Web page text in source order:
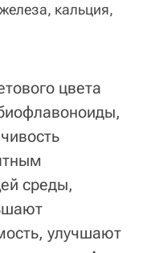
кальция,
цвета
среды,
улучшают